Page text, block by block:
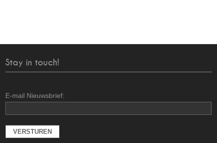
Stay in touch!
E-mail Nieuwsbrief: